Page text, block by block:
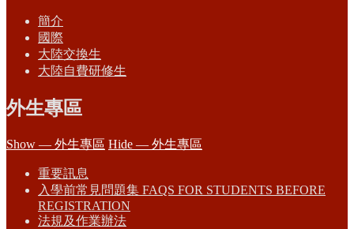
簡介
國際
大陸交換生
大陸自費研修生
外生專區
Show — 外生專區 Hide — 外生專區
重要訊息
入學前常見問題集 FAQS FOR STUDENTS BEFORE
REGISTRATION
法規及作業辦法